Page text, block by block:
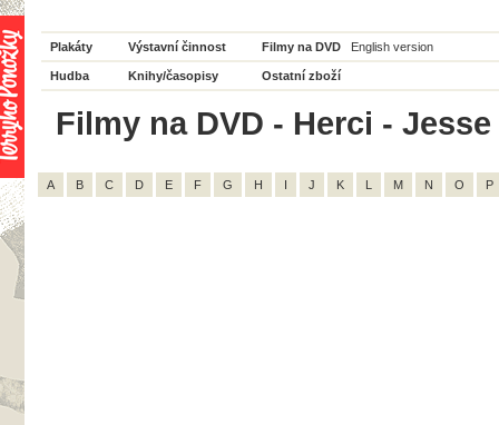
Plakáty Výstavní činnost Filmy na DVD English version
Hudba Knihy/časopisy Ostatní zboží
Filmy na DVD - Herci -
A B C D E F G H I J K L M N O P